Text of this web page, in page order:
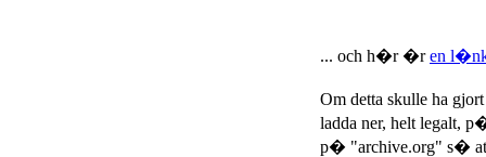
... och h�r �ren
Om detta skulle ha
ladda ner, helt legalt,
p� "archive.org" s�